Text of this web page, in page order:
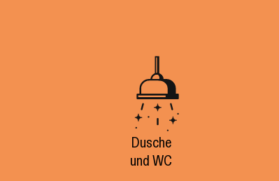
Dusche
und WC